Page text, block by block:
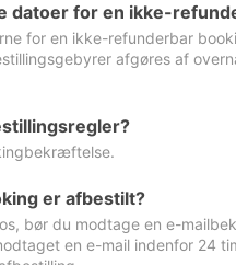
datoer for en ikke-
for en ikke-refunderbar
afgøres af
er afbestilt?
bør du modtage en e-
en e-mail indenfor 24